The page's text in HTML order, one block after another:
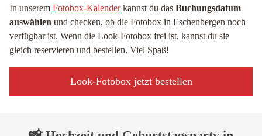
In unserem Fotobox-Kalenderkannst du das Buchungsdatum
auswählen und checken, ob die Fotobox in Eschenbergen noch
verfügbar ist. Wenn die Look-Fotobox frei ist, kannst du sie
gleich reservieren und bestellen. Viel Spaß!
Look-Fotobox jetzt bestellen